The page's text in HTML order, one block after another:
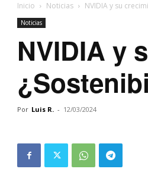
Inicio Noticias NVIDIA y su
Noticias
NVIDIA y
Por Luis R. - 12/03/2024